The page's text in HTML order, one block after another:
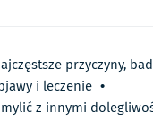
przyczyny,
i leczenie •
z innymi